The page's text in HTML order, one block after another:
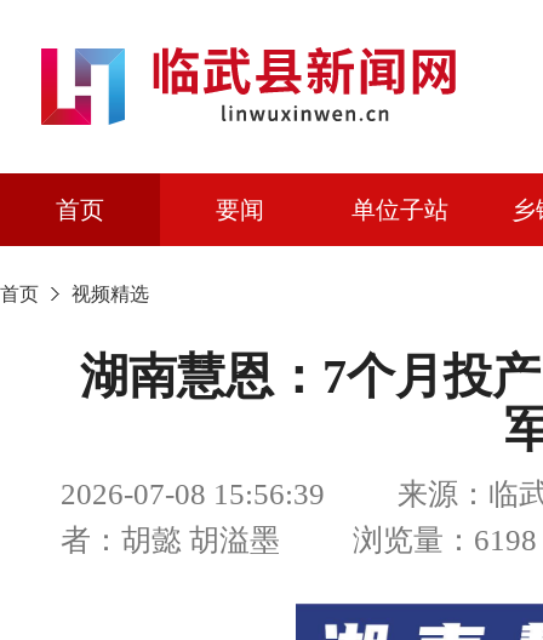
首页 要闻 单位子站
首页 视频精选
湖南慧恩：7个月投
2026-07-08 15:56:39 来源：临武
者：胡懿 胡溢墨 浏览量：6198